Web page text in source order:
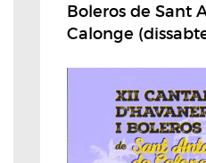
Boleros de Sant
Calonge